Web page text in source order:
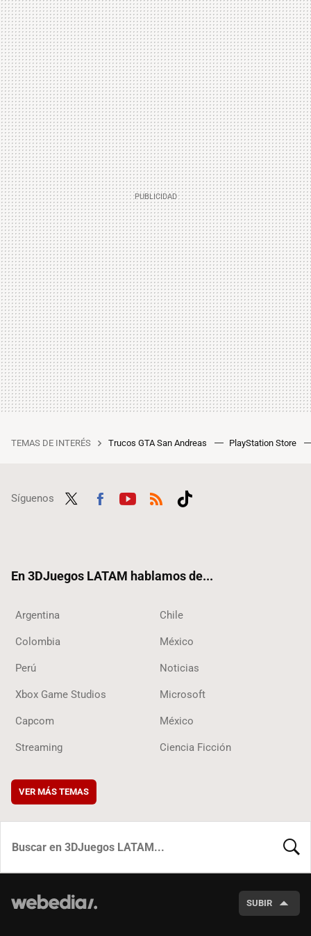
TEMAS DE INTERÉS Trucos GTA San Andreas PlayStation Store
Síguenos
En 3DJuegos LATAM hablamos de...
Argentina Chile
Colombia México
Perú Noticias
Xbox Game Studios Microsoft
Capcom México
Streaming Ciencia Ficción
VER MÁS TEMAS
SUBIR